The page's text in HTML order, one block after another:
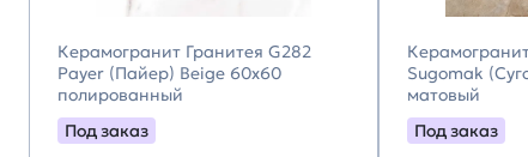
Керамогранит Гранитея G282
Payer (Пайер) Beige 60х60
полированный
Под заказ
Sugomak
матовый
Под заказ